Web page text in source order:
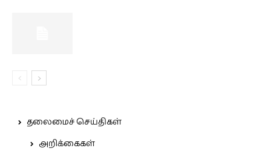
தலைமைச் செய்திகள்
அறிக்கைகள்